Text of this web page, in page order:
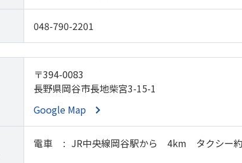
048-790-2201
〒394-0083
長野県岡谷市長地柴宮3-15-1
Google Map
電車 JR中央線岡谷駅から 4km タクシー